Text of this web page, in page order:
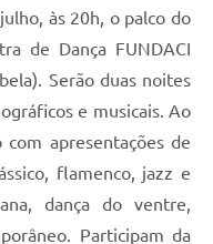
às 20h, o palco do
de Dança FUNDACI
Serão duas noites
e musicais. Ao
apresentações de
flamenco, jazz e
dança do ventre,
Participam da